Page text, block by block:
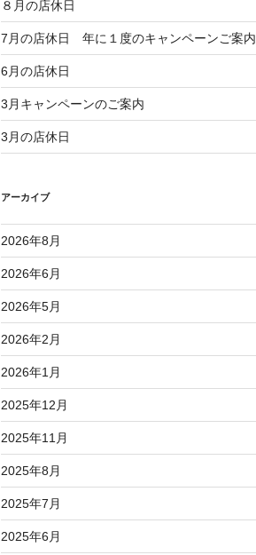
８月の店休日
7月の店休日 年に１度のキャンペーンご案内
6月の店休日
3月キャンペーンのご案内
3月の店休日
アーカイブ
2026年8月
2026年6月
2026年5月
2026年2月
2026年1月
2025年12月
2025年11月
2025年8月
2025年7月
2025年6月